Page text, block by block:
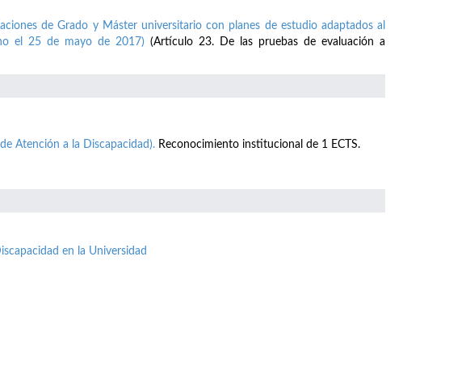
de Grado y Máster universitario con planes de estudio adaptados al
el 25 de mayo de 2017) (Artículo 23. De las pruebas de evaluación a
Atención a la Discapacidad). Reconocimiento institucional de 1 ECTS.
en la Universidad